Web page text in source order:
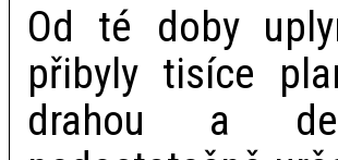
Od té doby
přibyly tisíce
drahou a